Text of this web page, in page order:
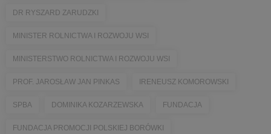
DR RYSZARD ZARUDZKI
MINISTER ROLNICTWA I ROZWOJU WSI
MINISTERSTWO ROLNICTWA I ROZWOJU WSI
PROF. JAROSŁAW JAN PINKAS IRENEUSZ KOMOROWSKI
SPBA DOMINIKA KOZARZEWSKA FUNDACJA
FUNDACJA PROMOCJI POLSKIEJ BORÓWKI